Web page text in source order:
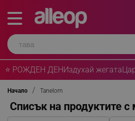
⭐ РОЖДЕН ДЕНИздухай жегата
Начало Tanelorn
Списък на продуктите